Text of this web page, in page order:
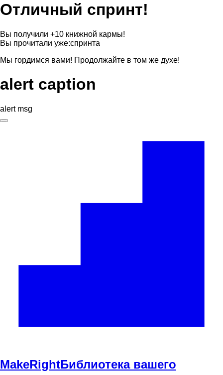
Отличный спринт!
Вы получили +10 книжной кармы!
Вы прочитали уже:спринта
Мы гордимся вами! Продолжайте в том же духе!
alert caption
alert msg
MakeRightБиблиотека вашего